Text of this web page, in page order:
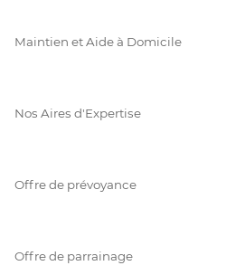
Maintien et Aide à Domicile
Nos Aires d'Expertise
Offre de prévoyance
Offre de parrainage